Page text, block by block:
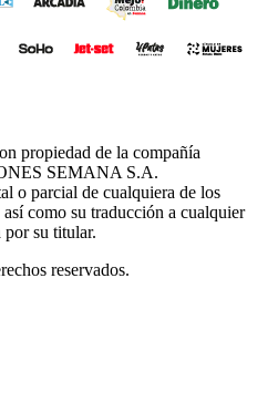
propiedad de la compañía
SEMANA S.A.
o parcial de cualquiera de los
como su traducción a cualquier
su titular.
reservados.